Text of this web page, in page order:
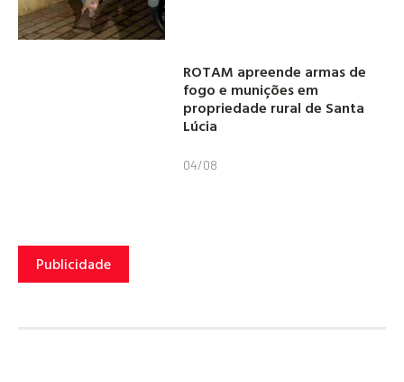
ROTAM apreende armas de
fogo e munições em
propriedade rural de Santa
Lúcia
04/08
Publicidade